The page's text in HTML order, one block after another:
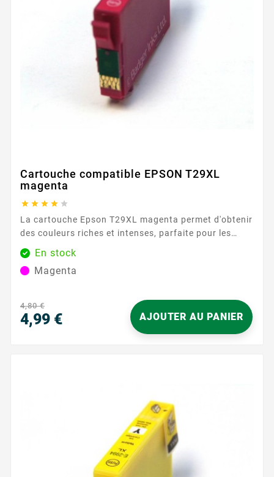
Cartouche compatible EPSON T29XL
magenta
    
La cartouche Epson T29XL magenta permet d'obtenir
des couleurs riches et intenses, parfaite pour les
graphiques et les documents nécessitant une
reproduction fidèle des couleurs. Sa capacité de 450
pages garantit une performance durable.
Capacité d'impression : 450...
En stock
Magenta
4,80 €
4,99 € AJOUTER AU PANIER